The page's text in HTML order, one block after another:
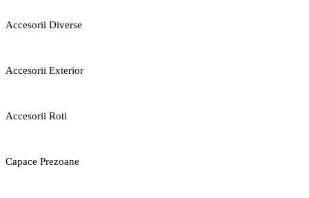
Accesorii Diverse
Accesorii Exterior
Accesorii Roti
Capace Prezoane